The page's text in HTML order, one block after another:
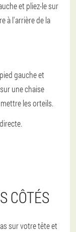
et pliez-le sur
à l'arrière de la
gauche et
une chaise
les orteils.
CÔTÉS
sur votre tête et